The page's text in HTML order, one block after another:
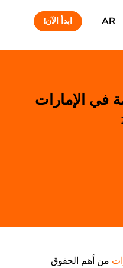
AR ابدأ الآن!
في الإمارات
من أهم الحقوق